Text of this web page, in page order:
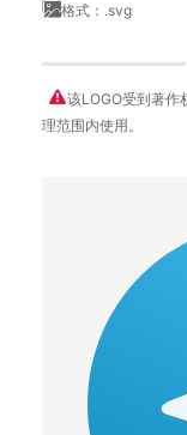
格式：.svg
该LOGO受到著作
理范围内使用。